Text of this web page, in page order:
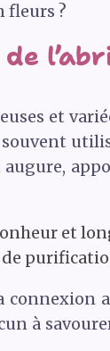
fleurs ?
et
et
de
connexion
à